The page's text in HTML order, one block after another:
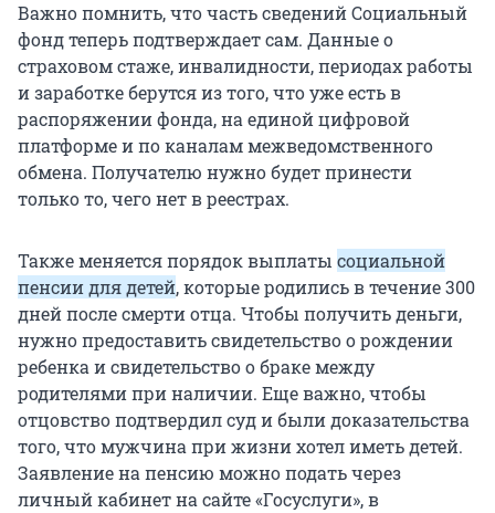
Важно помнить, что часть сведений Социальный
фонд теперь подтверждает сам. Данные о
страховом стаже, инвалидности, периодах работы
и заработке берутся из того, что уже есть в
распоряжении фонда, на единой цифровой
платформе и по каналам межведомственного
обмена. Получателю нужно будет принести
только то, чего нет в реестрах.
Также меняется порядок выплаты социальной
пенсии для детей, которые родились в течение 300
дней после смерти отца. Чтобы получить деньги,
нужно предоставить свидетельство о рождении
ребенка и свидетельство о браке между
родителями при наличии. Еще важно, чтобы
отцовство подтвердил суд и были доказательства
того, что мужчина при жизни хотел иметь детей.
Заявление на пенсию можно подать через
личный кабинет на сайте «Госуслуги», в